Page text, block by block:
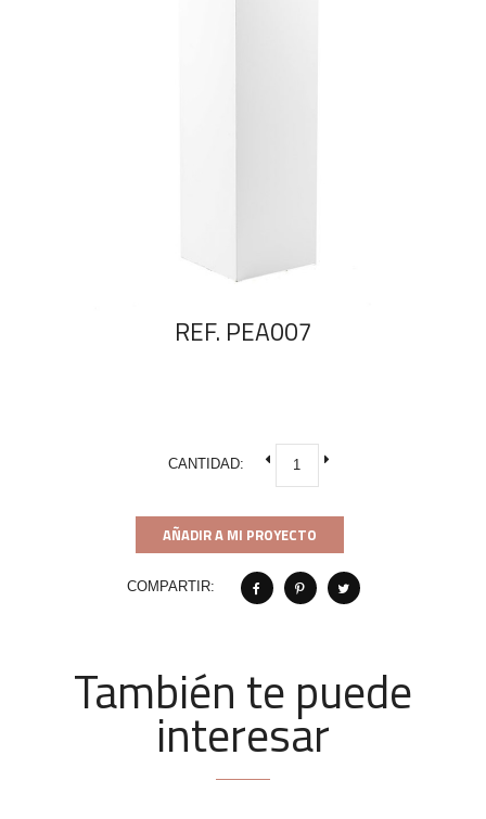
REF. PEA007
CANTIDAD:
AÑADIR A MI PROYECTO
COMPARTIR:
También te puede
interesar